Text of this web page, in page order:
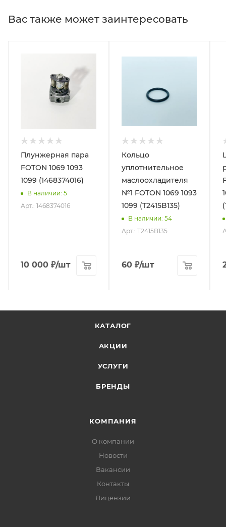
Вас также может заинтересовать
Плунжерная пара
FOTON 1069 1093
1099 (1468374016)
В наличии: 5
Арт.: 1468374016
10 000 ₽/шт
Кольцо
уплотнительное
маслоохладителя
№1 FOTON 1069 1093
1099 (T2415B135)
В наличии: 54
Арт.: T2415B135
60 ₽/шт
КАТАЛОГ
АКЦИИ
УСЛУГИ
БРЕНДЫ
КОМПАНИЯ
О компании
Новости
Вакансии
Контакты
Лицензии